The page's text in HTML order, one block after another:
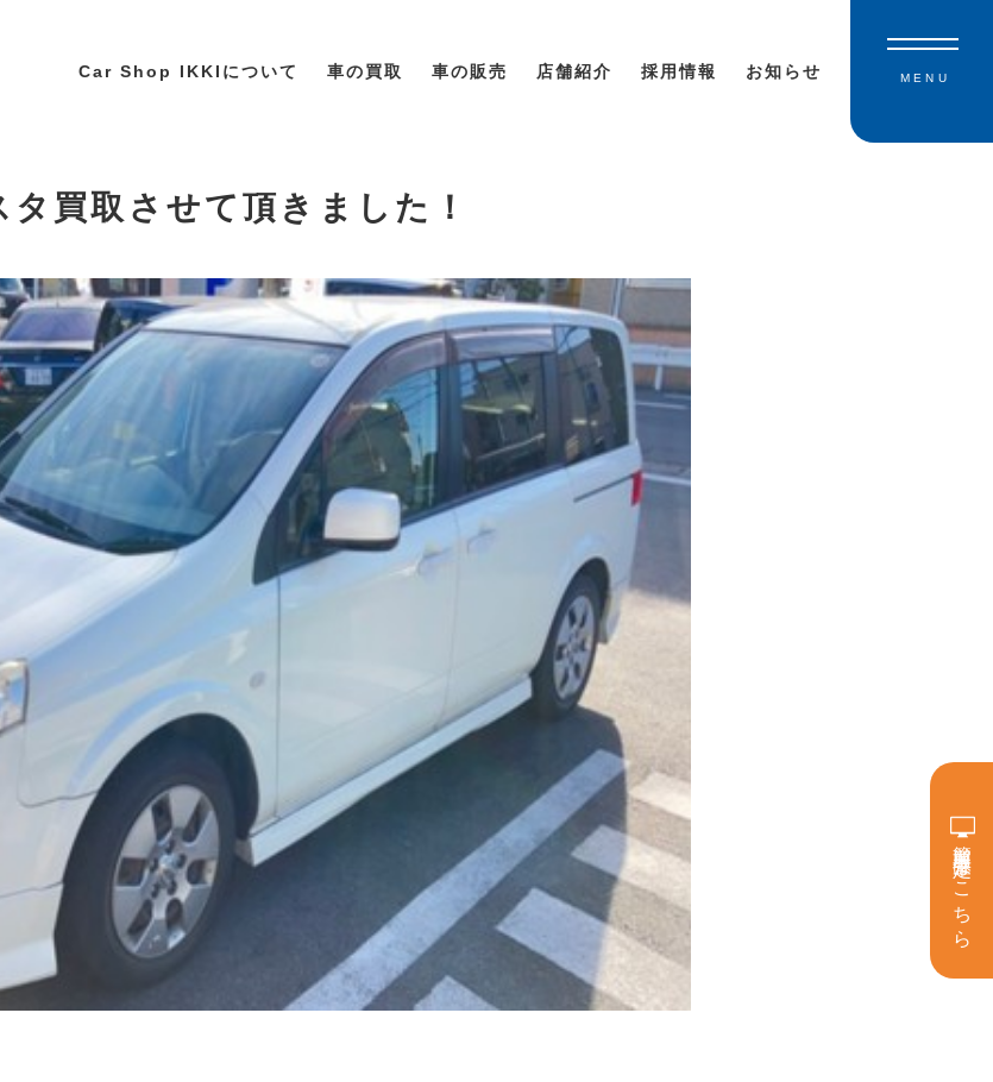
Car Shop IKKIについて 車の買取 車の販売 店舗紹介 採用情報 お知らせ MENU
簡単買取査定はこちら
買取させて頂きました！